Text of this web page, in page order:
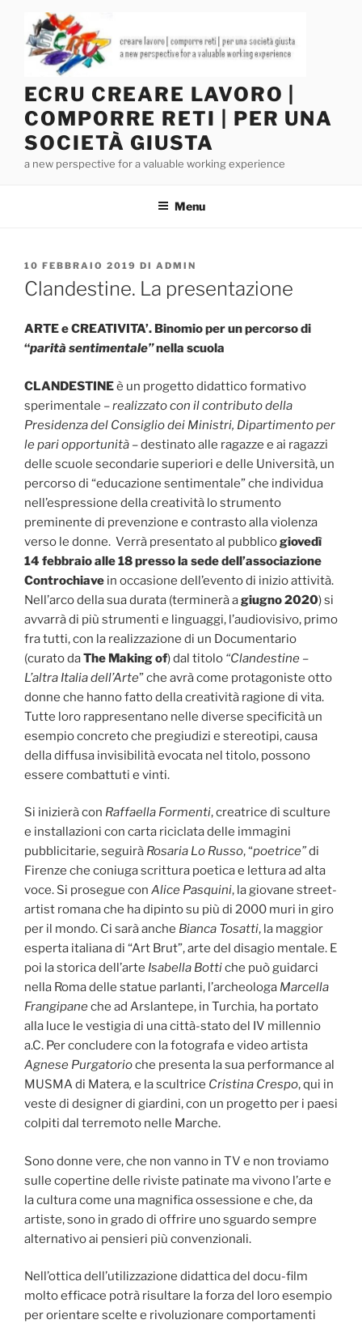
contenuto
ECRU CREARE LAVORO |
COMPORRE RETI | PER UNA
SOCIETÀ GIUSTA
a new perspective for a valuable working experience
Menu
PUBBLICATO
IL
10 FEBBRAIO 2019 DI ADMIN
Clandestine. La presentazione
ARTE e CREATIVITA’. Binomio per un percorso di
“parità sentimentale”nella scuola
CLANDESTINEè un progetto didattico formativo
sperimentale –realizzato con il contributo della
Presidenza del Consiglio dei Ministri, Dipartimento per
le pari opportunità –destinato alle ragazze e ai ragazzi
delle scuole secondarie superiori e delle Università, un
percorso di “educazione sentimentale” che individua
nell’espressione della creatività lo strumento
preminente di prevenzione e contrasto alla violenza
verso le donne. Verrà presentato al pubblicogiovedì
14 febbraio alle 18 presso la sede dell’associazione
Controchiave in occasione dell’evento di inizio attività.
Nell’arco della sua durata (terminerà agiugno 2020) si
avvarrà di più strumenti e linguaggi, l’audiovisivo, primo
fra tutti, con la realizzazione di un Documentario
(curato daThe Making of) dal titolo “Clandestine –
L’altra Italia dell’Arte” che avrà come protagoniste otto
donne che hanno fatto della creatività ragione di vita.
Tutte loro rappresentano nelle diverse specificità un
esempio concreto che pregiudizi e stereotipi, causa
della diffusa invisibilità evocata nel titolo, possono
essere combattuti e vinti.
Si inizierà con Raffaella Formenti, creatrice di sculture
e installazioni con carta riciclata delle immagini
pubblicitarie, seguirà Rosaria Lo Russo, “poetrice”di
Firenze che coniuga scrittura poetica e lettura ad alta
voce. Si prosegue con Alice Pasquini, la giovane street-
artist romana che ha dipinto su più di 2000 muri in giro
per il mondo. Ci sarà anche Bianca Tosatti, la maggior
esperta italiana di “Art Brut”, arte del disagio mentale. E
poi la storica dell’arte Isabella Bottiche può guidarci
nella Roma delle statue parlanti, l’archeologa Marcella
Frangipaneche ad Arslantepe, in Turchia, ha portato
alla luce le vestigia di una città-stato del IV millennio
a.C. Per concludere con la fotografa e video artista
Agnese Purgatorioche presenta la sua performance al
MUSMA di Matera, e la scultrice Cristina Crespo, qui in
veste di designer di giardini, con un progetto per i paesi
colpiti dal terremoto nelle Marche.
Sono donne vere, che non vanno in TV e non troviamo
sulle copertine delle riviste patinate ma vivono l’arte e
la cultura come una magnifica ossessione e che, da
artiste, sono in grado di offrire uno sguardo sempre
alternativo ai pensieri più convenzionali.
Nell’ottica dell’utilizzazione didattica del docu-film
molto efficace potrà risultare la forza del loro esempio
per orientare scelte e rivoluzionare comportamenti